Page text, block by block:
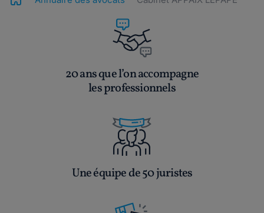
20 ans que l’on accompagne
les professionnels
Une équipe de 50 juristes